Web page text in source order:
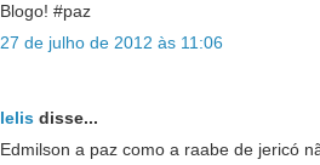
Blogo! #paz
27 de julho de 2012 às 11:06
lelisdisse...
Edmilson a paz como a raabe de jericó